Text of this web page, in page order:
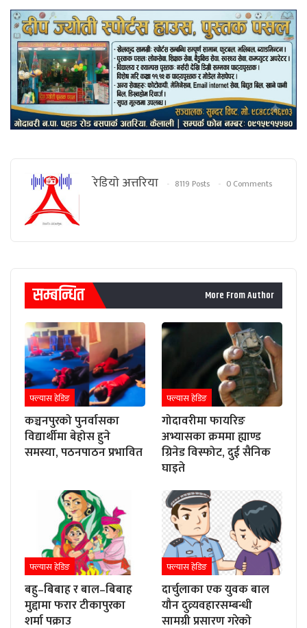
रेडियाे अत्तरिया 8119 Posts 0 Comments
सम्बन्धित More From Author
फ्ल्यास हेडिङ
कञ्चनपुरको पुनर्वासका
विद्यार्थीमा बेहोस हुने
समस्या, पठनपाठन प्रभावित
फ्ल्यास हेडिङ
गोदावरीमा फायरिङ
अभ्यासका क्रममा ह्याण्ड
ग्रिनेड विस्फोट, दुई सैनिक
घाइते
फ्ल्यास हेडिङ
बहु–बिबाह र बाल–बिबाह
मुद्दामा फरार टीकापुरका
शर्मा पक्राउ
फ्ल्यास हेडिङ
दार्चुलाका एक युवक बाल
यौन दुव्र्यवहारसम्बन्धी
सामग्री प्रसारण गरेको